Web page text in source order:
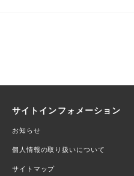
サイトインフォメーション
お知らせ
個人情報の取り扱いについて
サイトマップ